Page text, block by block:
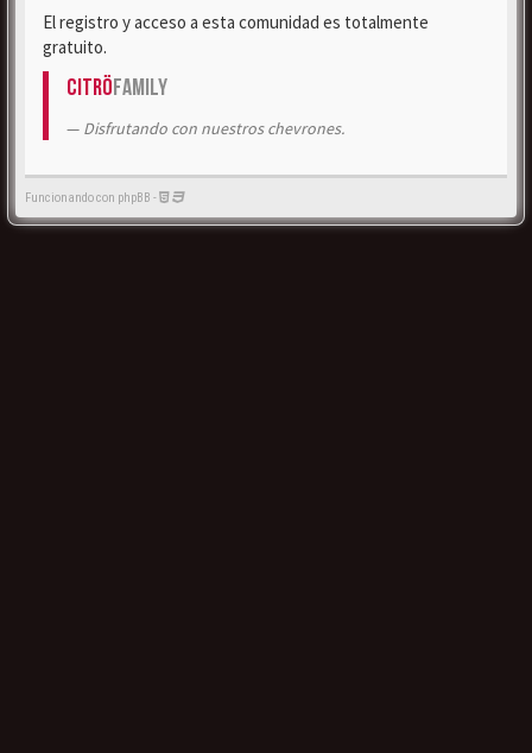
El registro y acceso a esta comunidad es totalmente
gratuito.
CitröFamily
Disfrutando con nuestros chevrones.
Funcionando con phpBB -